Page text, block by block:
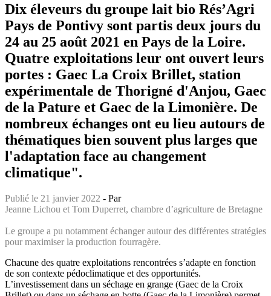
Dix éleveurs du groupe lait bio Rés’Agri
Pays de Pontivy sont partis deux jours du
24 au 25 août 2021 en Pays de la Loire.
Quatre exploitations leur ont ouvert leurs
portes : Gaec La Croix Brillet, station
expérimentale de Thorigné d'Anjou, Gaec
de la Pature et Gaec de la Limonière. De
nombreux échanges ont eu lieu autours de
thématiques bien souvent plus larges que
l'adaptation face au changement
climatique".
Publié le 21 janvier 2022 - Par
Jeanne Lichou et Tom Duperret, chambre d’agriculture de Bretagne
Le groupe a pu notamment échanger autour des différentes stratégies
pour maximiser la production fourragère.
Chacune des quatre exploitations rencontrées s’adapte en fonction
de son contexte pédoclimatique et des opportunités.
L’investissement dans un séchage en grange (Gaec de la Croix